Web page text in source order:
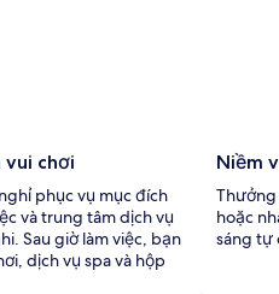
vui chơi
phục vụ mục đích
và trung tâm dịch vụ
Sau giờ làm việc, bạn
dịch vụ spa và hộp
Niềm
Thưởng
hoặc
sáng tự